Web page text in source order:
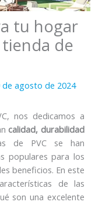
tu hogar
de
de agosto de 2024
nos dedicamos a
calidad, durabilidad
de PVC se han
populares para los
beneficios. En este
de las
son una excelente